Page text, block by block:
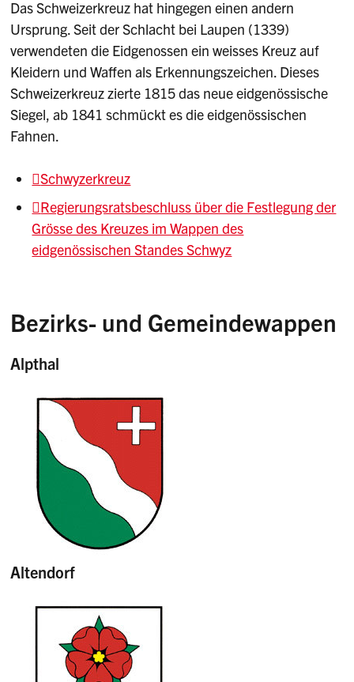
Das Schweizerkreuz hat hingegen einen andern
Ursprung. Seit der Schlacht bei Laupen (1339)
verwendeten die Eidgenossen ein weisses Kreuz auf
Kleidern und Waffen als Erkennungszeichen. Dieses
Schweizerkreuz zierte 1815 das neue eidgenössische
Siegel, ab 1841 schmückt es die eidgenössischen
Fahnen.
Schwyzerkreuz
Regierungsratsbeschluss über die Festlegung der
Grösse des Kreuzes im Wappen des
eidgenössischen Standes Schwyz
Bezirks- und Gemeindewappen
Alpthal
Altendorf